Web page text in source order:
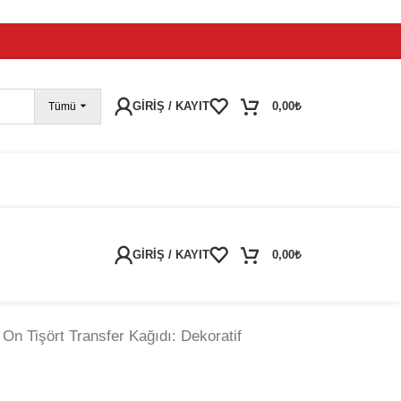
vermeye devam edebilirsiniz; tüm kargolarınız
Tümü GIRIŞ / KAYIT 0,00₺
GIRIŞ / KAYIT 0,00₺
Tişört Transfer Kağıdı: Dekoratif